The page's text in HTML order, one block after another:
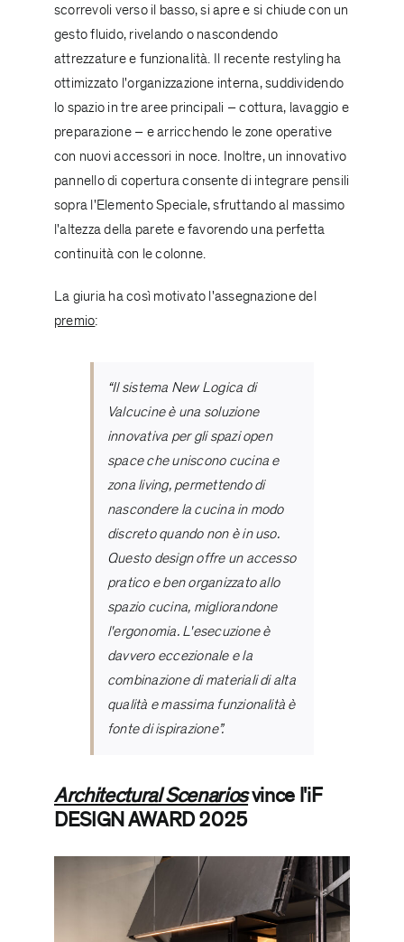
scorrevoli verso il basso, si apre e si chiude con un
gesto fluido, rivelando o nascondendo
attrezzature e funzionalità. Il recente restyling ha
ottimizzato l'organizzazione interna, suddividendo
lo spazio in tre aree principali – cottura, lavaggio e
preparazione – e arricchendo le zone operative
con nuovi accessori in noce. Inoltre, un innovativo
pannello di copertura consente di integrare pensili
sopra l'Elemento Speciale, sfruttando al massimo
l'altezza della parete e favorendo una perfetta
continuità con le colonne.
La giuria ha così motivato l'assegnazione del
premio:
“Il sistema New Logica di
Valcucine è una soluzione
innovativa per gli spazi open
space che uniscono cucina e
zona living, permettendo di
nascondere la cucina in modo
discreto quando non è in uso.
Questo design offre un accesso
pratico e ben organizzato allo
spazio cucina, migliorandone
l'ergonomia. L'esecuzione è
davvero eccezionale e la
combinazione di materiali di alta
qualità e massima funzionalità è
fonte di ispirazione”.
Architectural Scenariosvince l'iF
DESIGN AWARD 2025